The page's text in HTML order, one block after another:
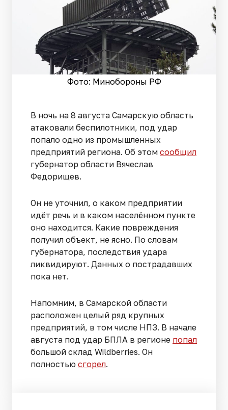
Фото: Минобороны РФ
В ночь на 8 августа Самарскую область
атаковали беспилотники, под удар
попало одно из промышленных
предприятий региона. Об этом сообщил
губернатор области Вячеслав
Федорищев.
Он не уточнил, о каком предприятии
идёт речь и в каком населённом пункте
оно находится. Какие повреждения
получил объект, не ясно. По словам
губернатора, последствия удара
ликвидируют. Данных о пострадавших
пока нет.
Напомним, в Самарской области
расположен целый ряд крупных
предприятий, в том числе НПЗ. В начале
августа под удар БПЛА в регионе попал
большой склад Wildberries. Он
полностью сгорел.